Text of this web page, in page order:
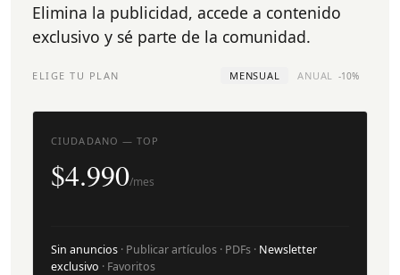
Elimina la publicidad, accede a contenido
exclusivo y sé parte de la comunidad.
ELIGE TU PLAN MENSUAL ANUAL -10%
CIUDADANO — TOP
$4.990/mes
Sin anuncios · Publicar artículos · PDFs · Newsletter
exclusivo · Favoritos